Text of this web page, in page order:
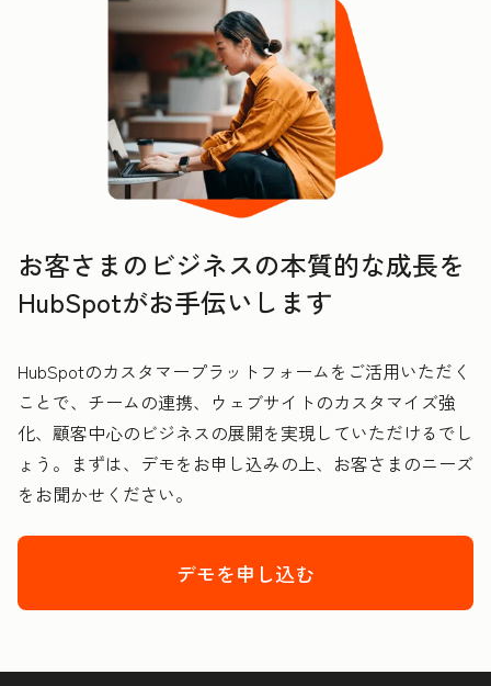
お客さまのビジネスの本質的な成長を
HubSpotがお手伝いします
HubSpotのカスタマープラットフォームをご活用いただく
ことで、チームの連携、ウェブサイトのカスタマイズ強
化、顧客中心のビジネスの展開を実現していただけるでし
ょう。まずは、デモをお申し込みの上、お客さまのニーズ
をお聞かせください。
デモを申し込む